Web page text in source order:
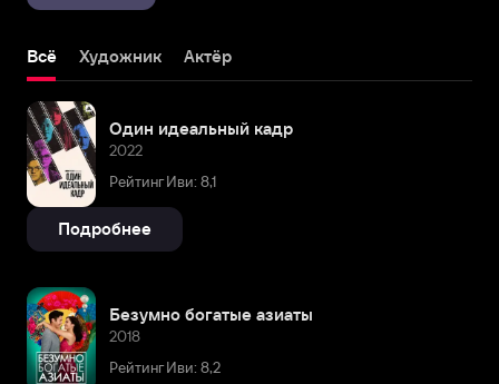
Всё Художник Актёр
Один идеальный кадр
2022
Рейтинг Иви: 8,1
Подробнее
Безумно богатые азиаты
2018
Рейтинг Иви: 8,2